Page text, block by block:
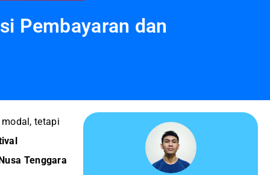
Pembayaran dan
tetapi
Tenggara